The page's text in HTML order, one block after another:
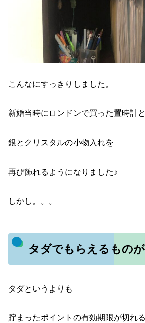
こんなにすっきりしました。
新婚当時にロンドンで買った置時計と
銀とクリスタルの小物入れを
再び飾れるようになりました♪
しかし。。。
タダでもらえるもの
タダというよりも
貯まったポイントの有効期限が切れ